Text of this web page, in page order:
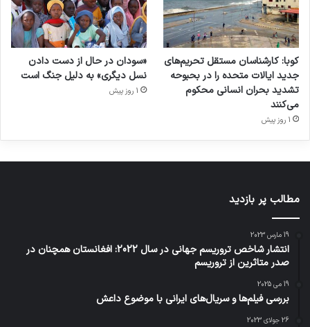
کوبا: کارشناسان مستقل تحریم‌های
جدید ایالات متحده را در بحبوحه
تشدید بحران انسانی محکوم
می‌کنند
1 روز پیش
«سودان در حال از دست دادن
نسل دیگری» به دلیل جنگ است
1 روز پیش
مطالب پر بازدید
19 مارس 2023
انتشار شاخص تروریسم جهانی در سال 2022: افغانستان همچنان در
صدر متاثرین از تروریسم
19 می 2025
بررسی فیلم‌ها و سریال‌های ایرانی با موضوع داعش
26 جولای 2023